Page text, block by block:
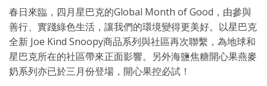
春日來臨，四月星巴克的Global Month of Good，由參與
善行、實踐綠色生活，讓我們的環境變得更美好。以星巴克
全新 Joe Kind Snoopy商品系列與社區再次聯繫，為地球和
星巴克所在的社區帶來正面影響。另外海鹽焦糖開心果燕麥
奶系列亦已於三月份登場，開心果控必試！